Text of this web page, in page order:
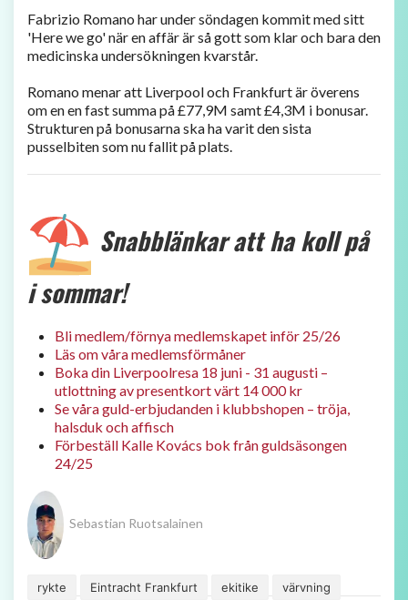
Fabrizio Romano har under söndagen kommit med sitt
'Here we go' när en affär är så gott som klar och bara den
medicinska undersökningen kvarstår.
Romano menar att Liverpool och Frankfurt är överens
om en en fast summa på £77,9M samt £4,3M i bonusar.
Strukturen på bonusarna ska ha varit den sista
pusselbiten som nu fallit på plats.
​ Snabblänkar att ha koll på
i sommar!
Bli medlem/förnya medlemskapet inför 25/26
Läs om våra medlemsförmåner
Boka din Liverpoolresa 18 juni - 31 augusti –
utlottning av presentkort värt 14 000 kr
Se våra guld-erbjudanden i klubbshopen – tröja,
halsduk och affisch
Förbeställ Kalle Kovács bok från guldsäsongen
24/25
Sebastian Ruotsalainen
rykte Eintracht Frankfurt ekitike värvning